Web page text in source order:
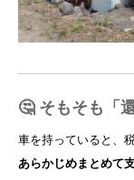
🤔 そもそも「
車を持っていると、
あらかじめまとめて